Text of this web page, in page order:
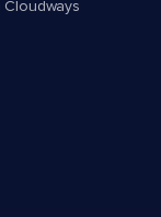
Cloudways